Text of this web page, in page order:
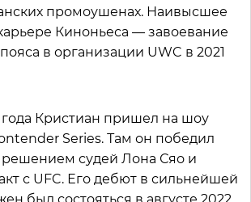
промоушенах. Наивысшее
Киноньеса — завоевание
в организации UWC в 2021
года Кристиан пришел на шоу
Series. Там он победил
судей Лона Сяо и
с UFC. Его дебют в сильнейшей